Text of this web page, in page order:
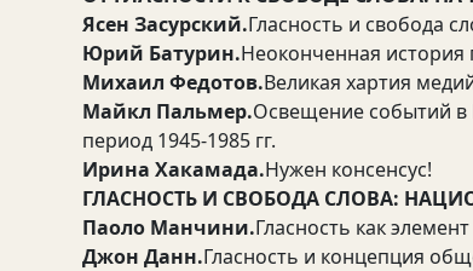
Ясен Засурский.Гласность и свобода
Юрий Батурин.Неоконченная история
Михаил Федотов.Великая хартия
Майкл Пальмер.Освещение событий
период 1945-1985 гг.
Ирина Хакамада.Нужен консенсус!
ГЛАСНОСТЬ И СВОБОДА СЛОВА:
Паоло Манчини.Гласность как
Джон Данн.Гласность и концепция